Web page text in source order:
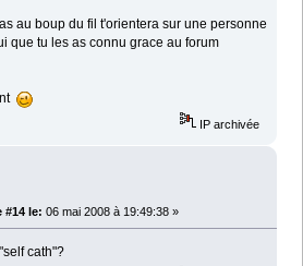
au boup du fil t'orientera sur une personne
que tu les as connu grace au forum
IP archivée
#14 le: 06 mai 2008 à 19:49:38 »
cath"?